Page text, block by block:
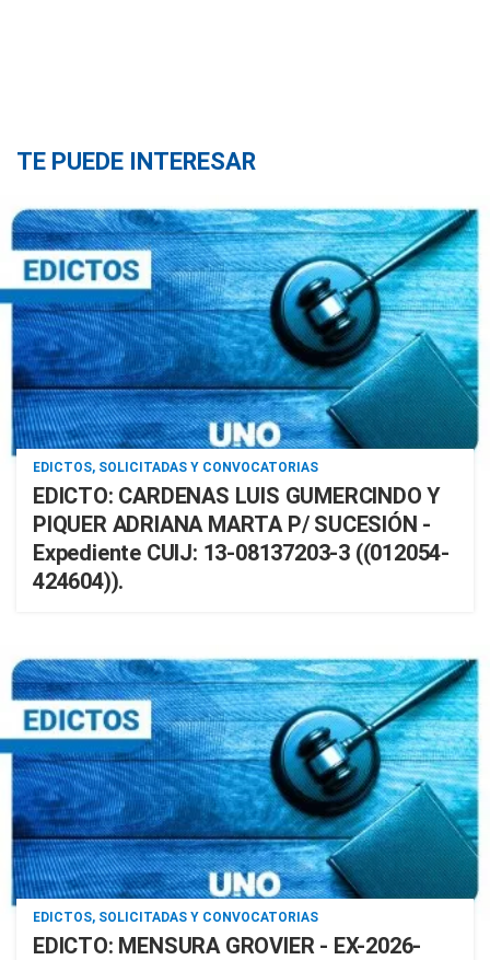
TE PUEDE INTERESAR
EDICTOS, SOLICITADAS Y CONVOCATORIAS
EDICTO: CARDENAS LUIS GUMERCINDO Y
PIQUER ADRIANA MARTA P/ SUCESIÓN -
Expediente CUIJ: 13-08137203-3 ((012054-
424604)).
EDICTOS, SOLICITADAS Y CONVOCATORIAS
EDICTO: MENSURA GROVIER - EX-2026-